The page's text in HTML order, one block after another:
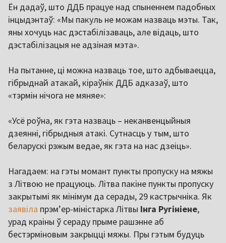
Ён дадаў, што ДДБ працуе над спыненнем падобных
інцыдэнтаў: «Мы пакуль не можам назваць мэты. Так,
яны хочуць нас дэстабілізаваць, але відаць, што
дэстабілізацыя не адзіная мэта».
На пытанне, ці можна назваць тое, што адбываецца,
гібрыднай атакай, кіраўнік ДДБ адказаў, што
«тэрмін нічога не мяняе»:
«Усё роўна, як гэта назваць – неканвенцыйныя
дзеянні, гібрыдныя атакі. Сутнасць у тым, што
беларускі рэжым ведае, як гэта на нас дзеіць».
Нагадаем: на гэты момант пункты пропуску на мяжы
з Літвою не працуюць. Літва пакіне пункты пропуску
закрытымі як мінімум да серады, 29 кастрычніка. Як
заявіла прэмʼер-міністарка Літвы Інга Ругініене,
урад краіны ў сераду прыме рашэнне аб
бестэрміновым закрыцці мяжы. Пры гэтым будуць